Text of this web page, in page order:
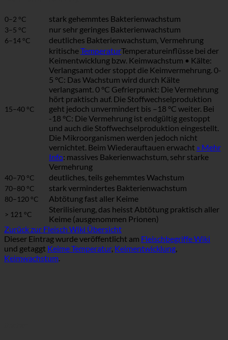
0–2 °C stark gehemmtes Bakterienwachstum
3–5 °C nur sehr geringes Bakterienwachstum
6–14 °C deutliches Bakterienwachstum, Vermehrung
15–40 °C
kritischeTemperaturTemperatureinflüsse bei der
Keimentwicklung bzw. Keimwachstum • Kälte:
Verlangsamt oder stoppt die Keimvermehrung. 0-
5 °C: Das Wachstum wird durch Kälte
verlangsamt. 0 °C Gefrierpunkt: Die Vermehrung
hört praktisch auf. Die Stoffwechselproduktion
geht jedoch unvermindert bis –18 °C weiter. Bei
-18 °C: Die Vermehrung ist endgültig gestoppt
und auch die Stoffwechselproduktion eingestellt.
Die Mikroorganismen werden jedoch nicht
vernichtet. Beim Wiederauftauen erwacht » Mehr
Info: massives Bakerienwachstum, sehr starke
Vermehrung
40–70 °C deutliches, teils gehemmtes Wachstum
70–80 °C stark vermindertes Bakterienwachstum
80–120 °C Abtötung fast aller Keime
> 121 °C
Sterilisierung, das heisst Abtötung praktisch aller
Keime (ausgenommen Prionen)
Zurück zur Fleisch Wiki Übersicht
Dieser Eintrag wurde veröffentlicht am Fleischbegriffe Wiki
und getaggt Keime Temperatur, Keimentwicklung,
Keimwachstum.